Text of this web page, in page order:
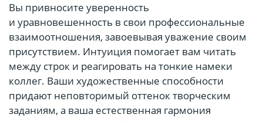
Вы привносите уверенность
и уравновешенность в свои профессиональные
взаимоотношения, завоевывая уважение своим
присутствием. Интуиция помогает вам читать
между строк и реагировать на тонкие намеки
коллег. Ваши художественные способности
придают неповторимый оттенок творческим
заданиям, а ваша естественная гармония